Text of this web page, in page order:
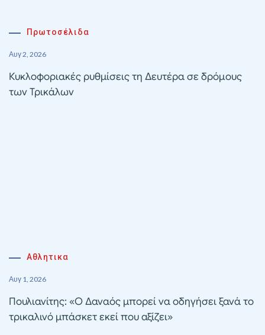
Πρωτοσέλιδα
Αυγ 2, 2026
Κυκλοφοριακές ρυθμίσεις τη Δευτέρα σε δρόμους
των Τρικάλων
Αθλητικα
Αυγ 1, 2026
Πουλιανίτης: «Ο Δαναός μπορεί να οδηγήσει ξανά το
τρικαλινό μπάσκετ εκεί που αξίζει»